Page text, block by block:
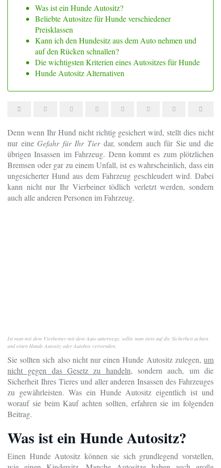
Was ist ein Hunde Autositz?
Beliebte Autositze für Hunde verschiedener
Preisklassen
Kann ich den Hundesitz aus dem Auto nehmen und
auf den Rücken schnallen?
Die wichtigsten Kriterien eines Autositzes für Hunde
Hunde Autositz Alternativen
Denn wenn Ihr Hund nicht richtig gesichert wird, stellt dies nicht
nur eine Gefahr für Ihr Tierdar, sondern auch für Sie und die
übrigen Insassen im Fahrzeug. Denn kommt es zum plötzlichen
Bremsen oder gar zu einem Unfall, ist es wahrscheinlich, dass ein
ungesicherter Hund aus dem Fahrzeug geschleudert wird. Dabei
kann nicht nur Ihr Vierbeiner tödlich verletzt werden, sondern
auch alle anderen Personen im Fahrzeug.
Ist man mit dem Vierbeiner mit dem Auto unterwegs, sollte man stets auf die Sicherheit achten
und einen Hunde Autositz oder Autobox verwenden.
Sie sollten sich also nicht nur einen Hunde Autositz zulegen, um
nicht gegen das Gesetz zu handeln, sondern auch, um die
Sicherheit Ihres Tieres und aller anderen Insassen des Fahrzeuges
zu gewährleisten. Was ein Hunde Autositz eigentlich ist und
worauf sie beim Kauf achten sollten, erfahren sie im folgenden
Beitrag.
Was ist ein Hunde Autositz?
Einen Hunde Autositz können sie sich grundlegend vorstellen,